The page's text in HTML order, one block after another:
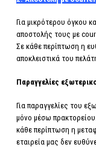
Για μικρότερου όγκου
αποστολής τους με
Σε κάθε περίπτωση η
αποκλειστικά του
Παραγγελίες
Για παραγγελίες του
μόνο μέσω
κάθε περίπτωση η
εταιρεία μας δεν